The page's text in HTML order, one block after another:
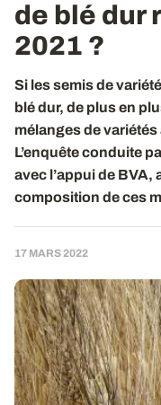
de blé dur
2021 ?
Si les semis de
blé dur, de plus en
mélanges de variétés
L’enquête conduite
avec l’appui de BVA,
composition de ces
17 MARS 2022